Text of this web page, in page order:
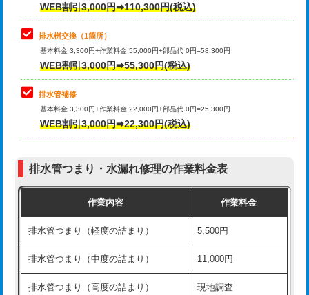
マス交換（深さ50㎝以上）
コンクリート斫り（厚さ10㎝まで）
コンクリート斫り（厚さ10㎝超え）
モルタル補修（厚さ10㎝まで）
モルタル補修（厚さ10㎝超え）
追加人工 16,500円
現場見積
※給水管工事は20mmまでの価格です。
交換・取付（タンク）
交換・取付(単水栓（壁付・デッキ
式）)
交換・取付(混合水栓（壁付・デッキ
式・ワンホール）)
16,500円+材料費
交換・取付(排水栓・排水トラップ
交換・取付（その他部品） 11,000円+材料費
持込商品取付（単水栓） 13,200円
持込商品取付（混合水栓） 16,500円
持込商品取付（浄水器・分岐水栓） 16,500円
給水管工事※（ホール加工) 16,500円
WEB割引3,000円➡110,300円(税込)
排水桝交換（1箇所）
基本料金 3,300円+作業料金 55,000円+部品代 0円=58,300円
WEB割引3,000円➡55,300円(税込)
排水管補修
基本料金 3,300円+作業料金 22,000円+部品代 0円=25,300円
WEB割引3,000円➡22,300円(税込)
排水管つまり・水漏れ修理の作業料金表
作業内容 作業料金
排水管つまり（軽度の詰まり） 5,500円
排水管つまり（中度の詰まり） 11,000円
排水管つまり（高度の詰まり） 現地調査